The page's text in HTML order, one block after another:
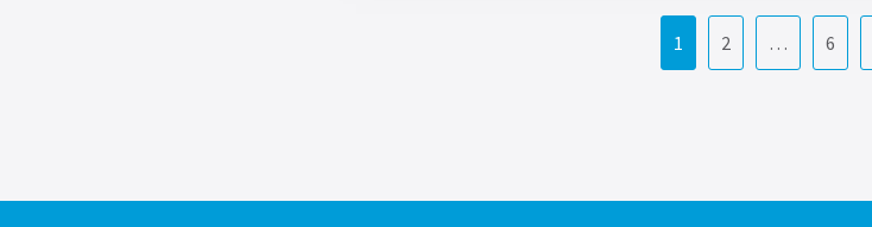
1 2 … 6